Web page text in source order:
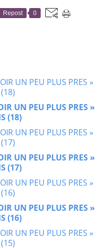
Repost 0
UN PEU PLUS PRES »
(18)
UN PEU PLUS PRES »
(17)
UN PEU PLUS PRES »
(16)